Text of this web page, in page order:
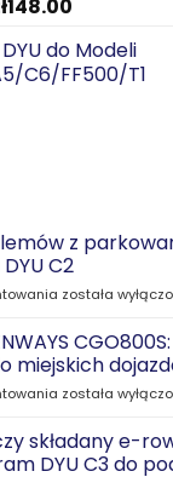
148.00
wynosi:
zł148.00.
do Modeli
C6/FF500/T1
z
C2
Koniec
z
parkowaniem
—
dzięki
DYU
C2
została
miejskich
DYU
vs
TENWAYS
CGO800S:
została
składany e-
DYU C3 do